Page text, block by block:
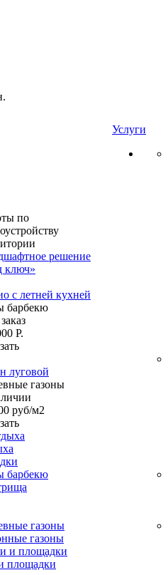
по
решение
ключ»
с летней кухней
барбекю
Р.
луговой
газоны
руб/м2
барбекю
газоны
газоны
площадки
Услуги